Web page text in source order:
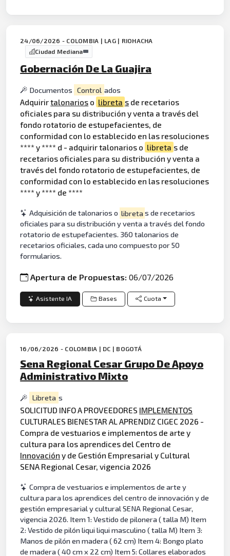
24/06/2026 - COLOMBIA | LAG | RIOHACHA
Ciudad Mediana
Gobernación De La Guajira
Documentos Control ados
Adquirirtalonarios o libreta s de recetarios
oficiales para su distribución y venta a través del
fondo rotatorio de estupefacientes, de
conformidad con lo establecido en las resoluciones
**** y **** d - adquirir talonarios o libreta s de
recetarios oficiales para su distribución y venta a
través del fondo rotatorio de estupefacientes, de
conformidad con lo establecido en las resoluciones
**** y **** de ****
Adquisición de talonarios o libretas de recetarios
oficiales para su distribución y venta a través del fondo
rotatorio de estupefacientes. 360 talonarios de
recetarios oficiales, cada uno compuesto por 50
formularios.
Apertura de Propuestas:06/07/2026
Asistente IA Bases Cuota
16/06/2026 - COLOMBIA | DC | BOGOTÁ
Sena Regional Cesar Grupo De Apoyo
Administrativo Mixto
Libreta s
SOLICITUD INFO A PROVEEDORES IMPLEMENTOS
CULTURALES BIENESTAR AL APRENDIZ CIGEC 2026 -
Compra de vestuarios e implementos de arte y
cultura para los aprendices del Centro de
Innovación y de Gestión Empresarial y Cultural
SENA Regional Cesar, vigencia 2026
Compra de vestuarios e implementos de arte y
cultura para los aprendices del centro de innovación y de
gestión empresarial y cultural SENA Regional Cesar,
vigencia 2026. Item 1: Vestido de pilonera ( talla M) Item
2: Vestido de pilón liqui liqui masculino ( talla M) Item 3:
Manos de pilón en madera ( 62 cm) Item 4: Bongo plato
de madera ( 40 cm x 22 cm) Item 5: Collares elaborados